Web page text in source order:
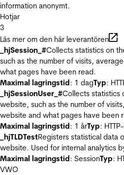
information anonymt.
Hotjar
3
Läs mer om den här leverantören
_hjSession_#Collects statistics on
such as the number of visits,
what pages have been read.
Maximal lagringstid: 1 dagTyp:
_hjSessionUser_#Collects statistics
website, such as the number of
website and what pages have been
Maximal lagringstid: 1 årTyp:
_hjTLDTestRegisters statistical data
website. Used for internal analytics
Maximal lagringstid: SessionTyp:
VWO